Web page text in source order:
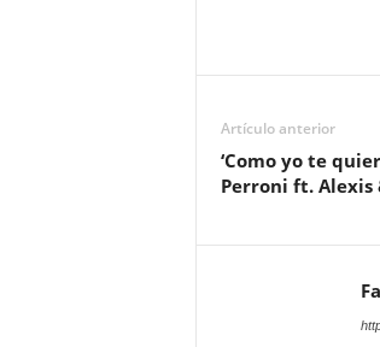
Artículo anterior
‘Como yo te
Perroni ft. Alexis